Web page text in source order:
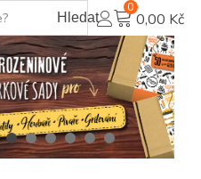
Hledat
0
0,00 Kč